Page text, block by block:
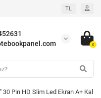
TL
0
Pin HD Slim Led Ekran A+ Kalite